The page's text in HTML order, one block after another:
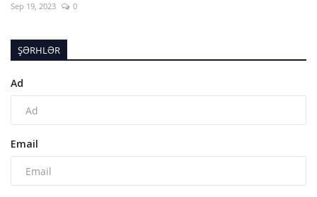
Sep 19, 2023 0
ŞƏRHLƏR
Ad
Email